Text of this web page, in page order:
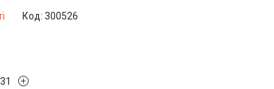
Код: 300526